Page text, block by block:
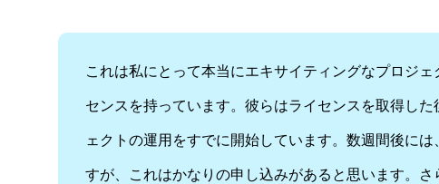
これは私にとって本当にエキサイティングなプロジ
センスを持っています。彼らはライセンスを取得し
ェクトの運用をすでに開始しています。数週間後に
すが、これはかなりの申し込みがあると思います。